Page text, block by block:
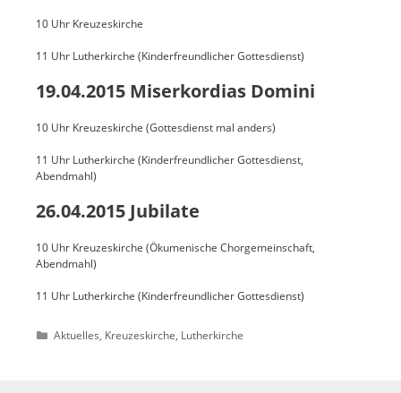
10 Uhr Kreuzeskirche
11 Uhr Lutherkirche (Kinderfreundlicher Gottesdienst)
19.04.2015 Miserkordias Domini
10 Uhr Kreuzeskirche (Gottesdienst mal anders)
11 Uhr Lutherkirche (Kinderfreundlicher Gottesdienst,
Abendmahl)
26.04.2015 Jubilate
10 Uhr Kreuzeskirche (Ökumenische Chorgemeinschaft,
Abendmahl)
11 Uhr Lutherkirche (Kinderfreundlicher Gottesdienst)
Kategorien
Aktuelles, Kreuzeskirche, Lutherkirche